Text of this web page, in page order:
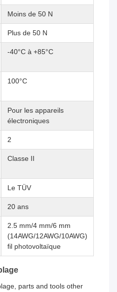
Moins de 50 N
Plus de 50 N
-40°C à +85°C
100°C
Pour les appareils
électroniques
2
Classe II
Le TÜV
20 ans
2.5 mm/4 mm/6 mm
(14AWG/12AWG/10AWG)
fil photovoltaïque
parts and tools other